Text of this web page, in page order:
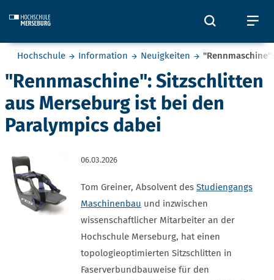
Öffnet
Sie befinden sich hier:
Hochschule Information Neuigkeiten
"Rennmaschine": Sitzschlitten
aus Merseburg ist bei den
Paralympics dabei
06.03.2026
Tom Greiner, Absolvent des Studiengangs
Maschinenbau und inzwischen
wissenschaftlicher Mitarbeiter an der
Hochschule Merseburg, hat einen
topologieoptimierten Sitzschlitten in
Faserverbundbauweise für den